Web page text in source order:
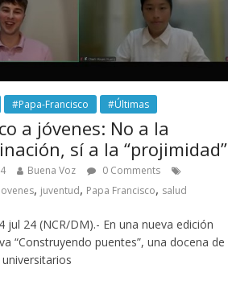
#Papa-Francisco #Últimas
a jóvenes: No a la
sí a la “projimidad”
Buena Voz
0 Comments
jovenes, juventud, Papa Francisco, salud
jul 24 (NCR/DM).- En una nueva edición
“Construyendo puentes”, una docena de